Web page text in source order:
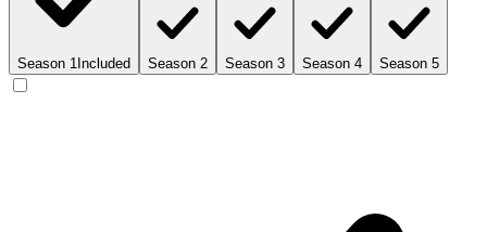
Season 1 Included Season 2 Season 3 Season 4 Season 5